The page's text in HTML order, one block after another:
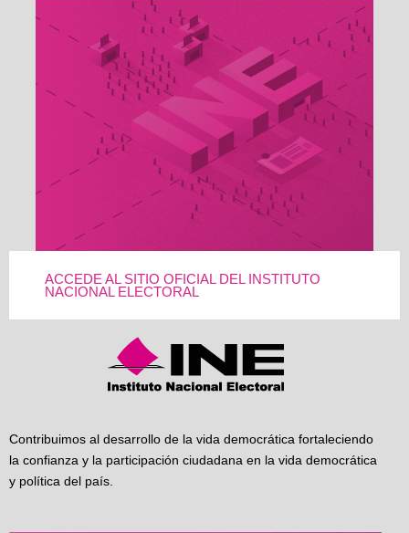
ACCEDE AL SITIO OFICIAL DEL INSTITUTO
NACIONAL ELECTORAL
Contribuimos al desarrollo de la vida democrática fortaleciendo
la confianza y la participación ciudadana en la vida democrática
y política del país.